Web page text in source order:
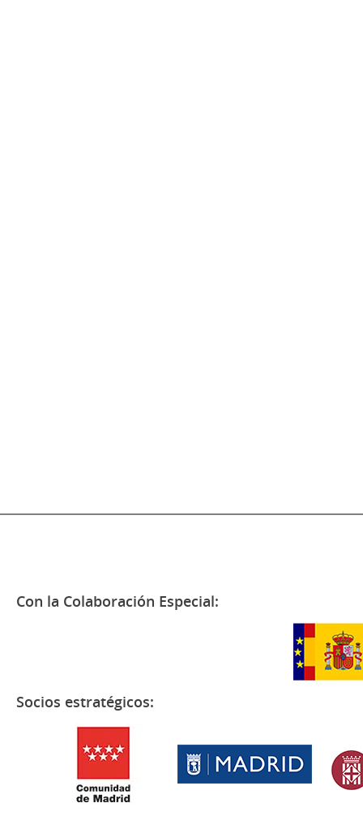
Con la Colaboración Especial:
Socios estratégicos: